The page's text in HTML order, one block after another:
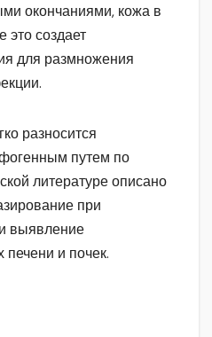
окончаниями, кожа в
это создает
для размножения
разносится
путем по
литературе описано
при
выявление
печени и почек.